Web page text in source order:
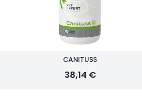
CANITUSS
38,14 €